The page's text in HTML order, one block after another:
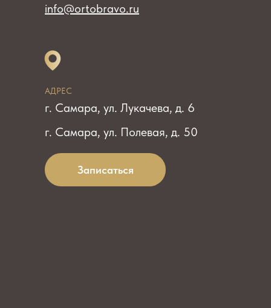
Записаться
АДРЕС
info@ortobravo.ru
г. Самара, ул. Лукачева, д. 6
г. Самара, ул. Полевая, д. 50